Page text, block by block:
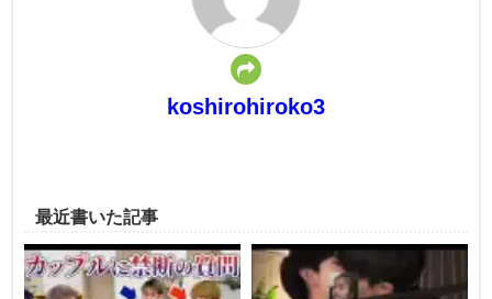
koshirohiroko3
最近書いた記事